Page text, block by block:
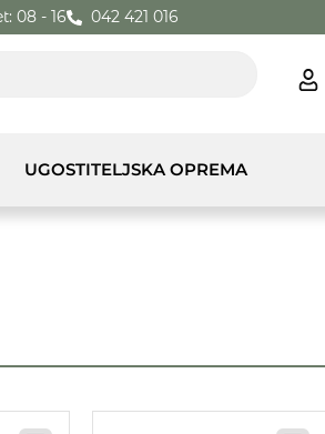
08 - 16 042 421 016
UGOSTITELJSKA OPREMA